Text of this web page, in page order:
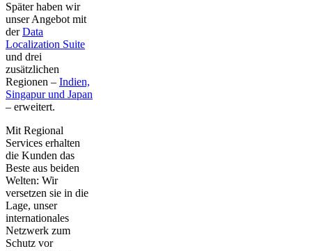
Später haben wir
unser Angebot mit
derData
Localization Suite
und drei
zusätzlichen
Regionen – Indien,
Singapur und Japan
– erweitert.
Mit Regional
Services erhalten
die Kunden das
Beste aus beiden
Welten: Wir
versetzen sie in die
Lage, unser
internationales
Netzwerk zum
Schutz vor